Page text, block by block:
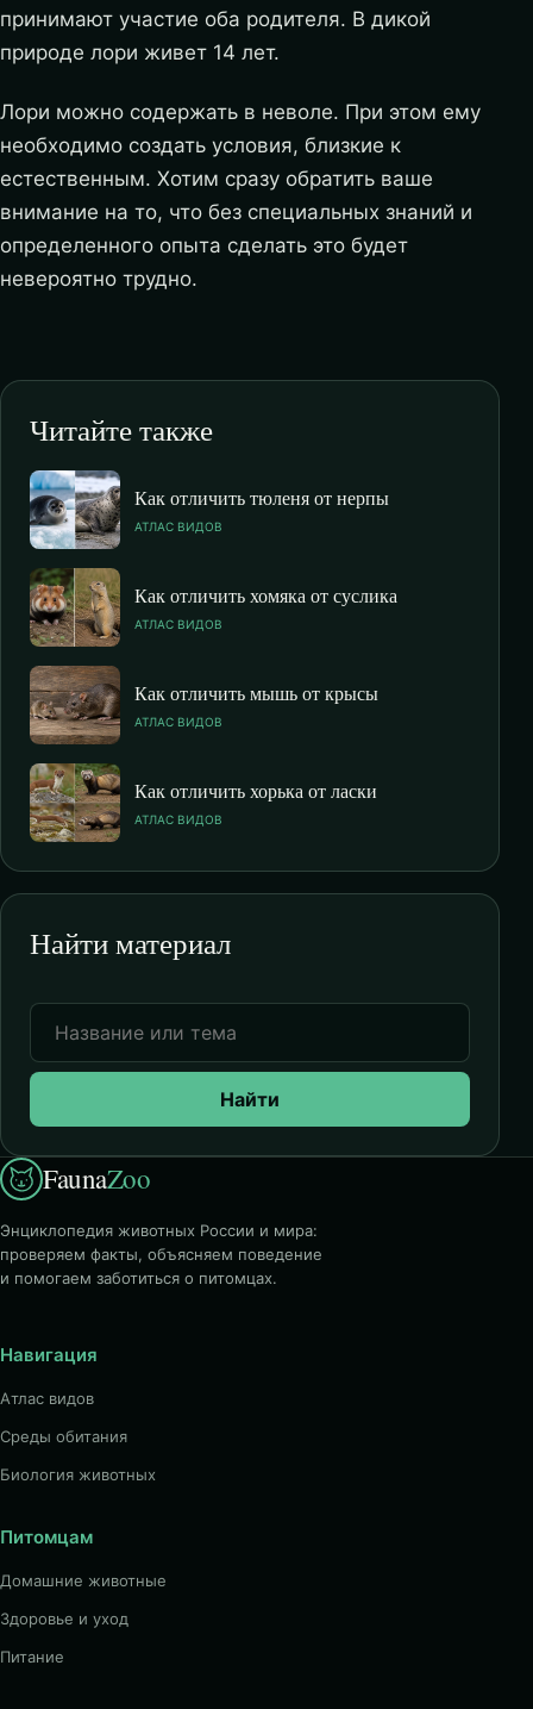
принимают участие оба родителя. В дикой
природе лори живет 14 лет.
Лори можно содержать в неволе. При этом ему
необходимо создать условия, близкие к
естественным. Хотим сразу обратить ваше
внимание на то, что без специальных знаний и
определенного опыта сделать это будет
невероятно трудно.
Читайте также
Как отличить тюленя от нерпы
АТЛАС ВИДОВ
Как отличить хомяка от суслика
АТЛАС ВИДОВ
Как отличить мышь от крысы
АТЛАС ВИДОВ
Как отличить хорька от ласки
АТЛАС ВИДОВ
Найти материал
Найти
FaunaZoo
Энциклопедия животных России и мира:
проверяем факты, объясняем поведение
и помогаем заботиться о питомцах.
Навигация
Атлас видов
Среды обитания
Биология животных
Питомцам
Домашние животные
Здоровье и уход
Питание